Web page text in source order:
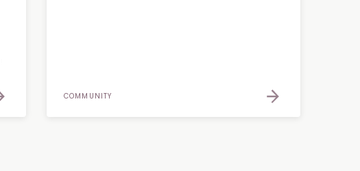
COMMUNITY